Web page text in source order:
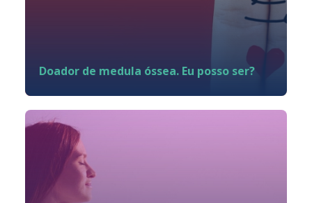
Doador de medula óssea. Eu posso ser?